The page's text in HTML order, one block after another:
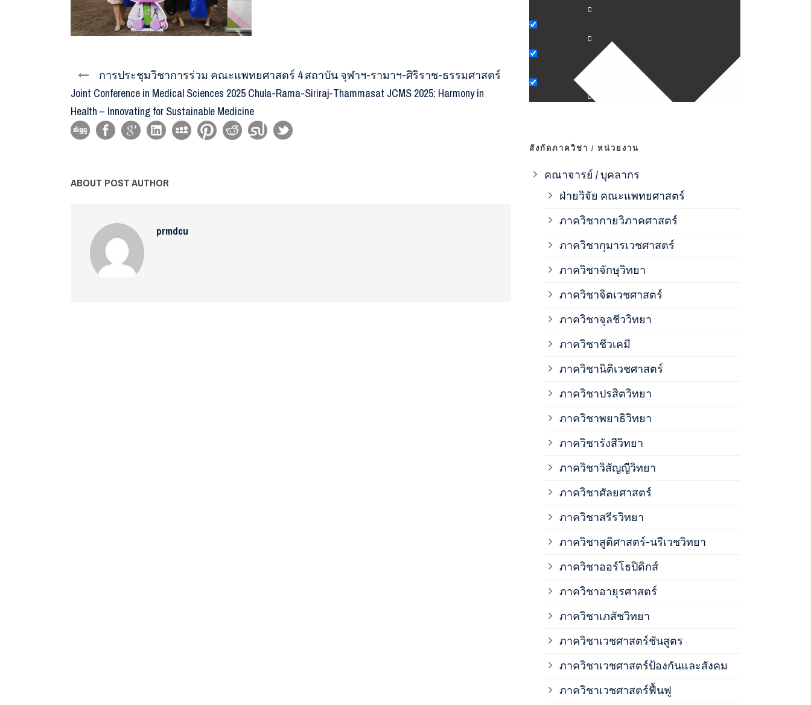
การประชุมวิชาการร่วม คณะแพทยศาสตร์ 4 สถาบัน จุฬาฯ-รามาฯ-ศิริราช-ธรรมศาสตร์
Joint Conference in Medical Sciences 2025 Chula-Rama-Siriraj-Thammasat JCMS 2025: Harmony in
Health – Innovating for Sustainable Medicine
ABOUT POST AUTHOR
prmdcu
สังกัดภาควิชา / หน่วยงาน
คณาจารย์ / บุคลากร
ฝ่ายวิจัย คณะแพทยศาสตร์
ภาควิชากายวิภาคศาสตร์
ภาควิชากุมารเวชศาสตร์
ภาควิชาจักษุวิทยา
ภาควิชาจิตเวชศาสตร์
ภาควิชาจุลชีววิทยา
ภาควิชาชีวเคมี
ภาควิชานิติเวชศาสตร์
ภาควิชาปรสิตวิทยา
ภาควิชาพยาธิวิทยา
ภาควิชารังสีวิทยา
ภาควิชาวิสัญญีวิทยา
ภาควิชาศัลยศาสตร์
ภาควิชาสรีรวิทยา
ภาควิชาสูติศาสตร์-นรีเวชวิทยา
ภาควิชาออร์โธปิดิกส์
ภาควิชาอายุรศาสตร์
ภาควิชาเภสัชวิทยา
ภาควิชาเวชศาสตร์ชันสูตร
ภาควิชาเวชศาสตร์ป้องกันและสังคม
ภาควิชาเวชศาสตร์ฟื้นฟู